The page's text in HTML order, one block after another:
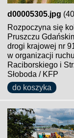
d00005305.jpg
Rozpoczyna się
Pruszczu
drogi krajowej nr
w organizacji
Raciborskiego i
Słoboda / KFP
do koszyka